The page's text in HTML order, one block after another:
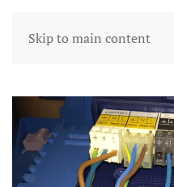
Skip to main content
Tag:Buderus